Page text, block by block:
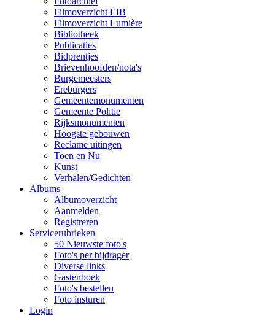
Filmoverzicht EIB
Filmoverzicht Lumière
Bibliotheek
Publicaties
Bidprentjes
Brievenhoofden/nota's
Burgemeesters
Ereburgers
Gemeentemonumenten
Gemeente Politie
Rijksmonumenten
Hoogste gebouwen
Reclame uitingen
Toen en Nu
Kunst
Verhalen/Gedichten
Albums
Albumoverzicht
Aanmelden
Registreren
Servicerubrieken
50 Nieuwste foto's
Foto's per bijdrager
Diverse links
Gastenboek
Foto's bestellen
Foto insturen
Login